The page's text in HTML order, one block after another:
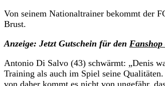
Von seinem Nationaltrainer bekommt der
Brust.
Anzeige: Jetzt Gutschein für den
Antonio Di Salvo (43) schwärmt: „Denis
Training als auch im Spiel seine